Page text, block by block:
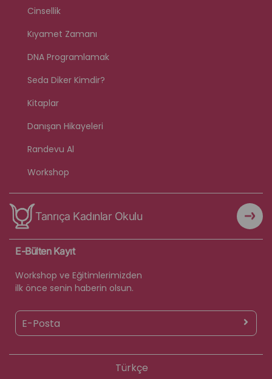
Cinsellik
Kıyamet Zamanı
DNA Programlamak
Seda Diker Kimdir?
Kitaplar
Danışan Hikayeleri
Randevu Al
Workshop
Tanrıça Kadınlar Okulu
E-Bülten Kayıt
Workshop ve Eğitimlerimizden
ilk önce senin haberin olsun.
Türkçe